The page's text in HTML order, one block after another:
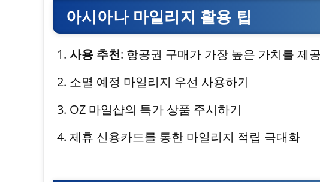
아시아나 마일리지 활용 팁
사용 추천: 항공권 구매가 가장 높은 가치를 제
소멸 예정 마일리지 우선 사용하기
OZ 마일샵의 특가 상품 주시하기
제휴 신용카드를 통한 마일리지 적립 극대화